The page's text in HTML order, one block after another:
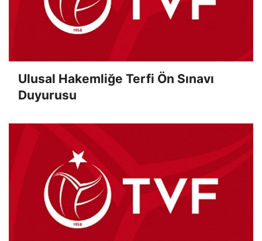
Ulusal Hakemliğe Terfi Ön Sınavı
Duyurusu